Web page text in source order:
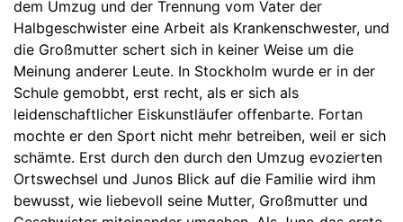
dem Umzug und der Trennung vom Vater der
Halbgeschwister eine Arbeit als Krankenschwester, und
die Großmutter schert sich in keiner Weise um die
Meinung anderer Leute. In Stockholm wurde er in der
Schule gemobbt, erst recht, als er sich als
leidenschaftlicher Eiskunstläufer offenbarte. Fortan
mochte er den Sport nicht mehr betreiben, weil er sich
schämte. Erst durch den durch den Umzug evozierten
Ortswechsel und Junos Blick auf die Familie wird ihm
bewusst, wie liebevoll seine Mutter, Großmutter und